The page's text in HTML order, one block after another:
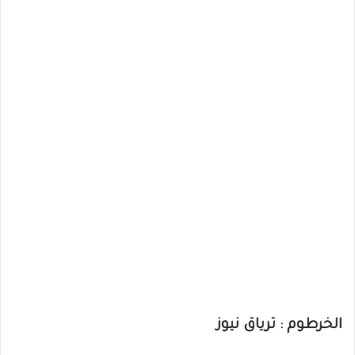
الخرطوم : ترياق نيوز